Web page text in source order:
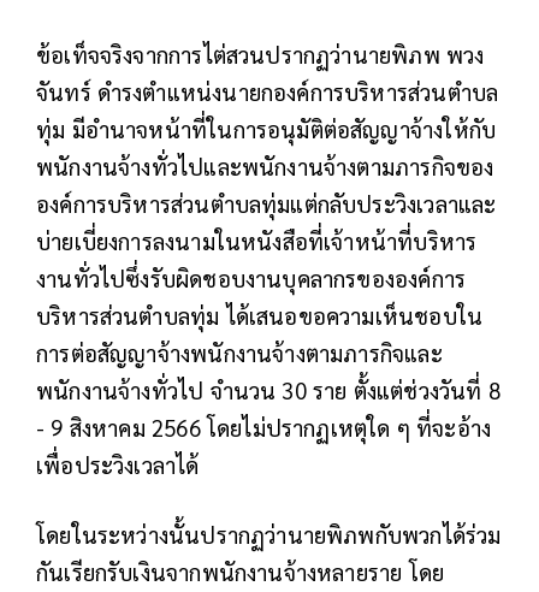
ข้อเท็จจริงจากการไต่สวนปรากฏว่านายพิภพ พวง
จันทร์ ดำรงตำแหน่งนายกองค์การบริหารส่วนตำบล
ทุ่ม มีอำนาจหน้าที่ในการอนุมัติต่อสัญญาจ้างให้กับ
พนักงานจ้างทั่วไปและพนักงานจ้างตามภารกิจของ
องค์การบริหารส่วนตำบลทุ่มแต่กลับประวิงเวลาและ
บ่ายเบี่ยงการลงนามในหนังสือที่เจ้าหน้าที่บริหาร
งานทั่วไปซึ่งรับผิดชอบงานบุคลากรขององค์การ
บริหารส่วนตำบลทุ่ม ได้เสนอขอความเห็นชอบใน
การต่อสัญญาจ้างพนักงานจ้างตามภารกิจและ
พนักงานจ้างทั่วไป จำนวน 30 ราย ตั้งแต่ช่วงวันที่ 8
- 9 สิงหาคม 2566 โดยไม่ปรากฏเหตุใด ๆ ที่จะอ้าง
เพื่อประวิงเวลาได้
โดยในระหว่างนั้นปรากฏว่านายพิภพกับพวกได้ร่วม
กันเรียกรับเงินจากพนักงานจ้างหลายราย โดย